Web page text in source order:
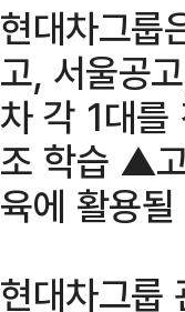
현대차그룹
고, 서울공
차 각 1대
조 학습 ▲
육에 활용
현대차그룹